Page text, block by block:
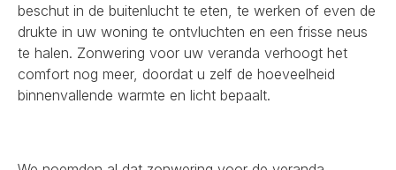
beschut in de buitenlucht te eten, te werken of even de
drukte in uw woning te ontvluchten en een frisse neus
te halen. Zonwering voor uw veranda verhoogt het
comfort nog meer, doordat u zelf de hoeveelheid
binnenvallende warmte en licht bepaalt.